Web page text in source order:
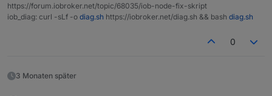
https://forum.iobroker.net/topic/68035/iob-node-fix-skript
iob_diag: curl -sLf -o diag.sh https://iobroker.net/diag.sh && bash diag.sh
0
3 Monaten später